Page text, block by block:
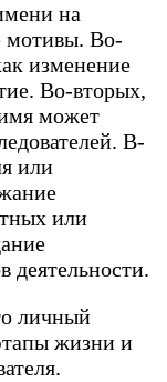
на
мотивы. Во-
изменение
Во-вторых,
может
В-
или
или
деятельности.
личный
жизни и